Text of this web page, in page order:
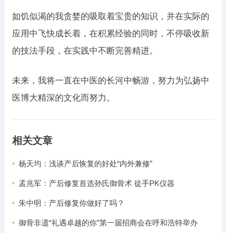
如饥似渴的我贪婪的吸取着宝贵的知识，并在实际的
应用中飞快成长着，在积累经验的同时，不停吸收新
的技法手段，在实践中不断完善精进。
未来，我将一直在中医的长河中畅游，努力为弘扬中
医博大精深的文化而努力。
相关文章
杨天均：浅谈产后恢复的好处“内外兼修”
孟兆军：产后修复首选孙氏御骨术 徒手PK仪器
朱中明：产后修复你做好了吗？
御骨非遗“礼遇卓越的你”第一届招商会在呼和浩特举办